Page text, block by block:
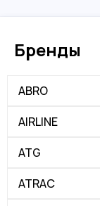
Бренды
ABRO
AIRLINE
ATG
ATRAC